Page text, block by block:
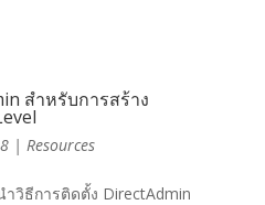
สำหรับการสร้าง
| Resources
วิธีการติดตั้ง DirectAdmin